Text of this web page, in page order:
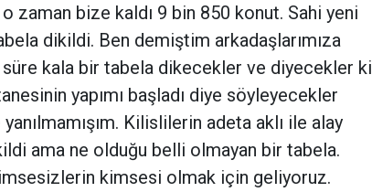
zaman bize kaldı 9 bin 850 konut. Sahi yeni
dikildi. Ben demiştim arkadaşlarımıza
süre kala bir tabela dikecekler ve diyecekler ki
yapımı başladı diye söyleyecekler
Kilislilerin adeta aklı ile alay
ama ne olduğu belli olmayan bir tabela.
kimsesi olmak için geliyoruz.